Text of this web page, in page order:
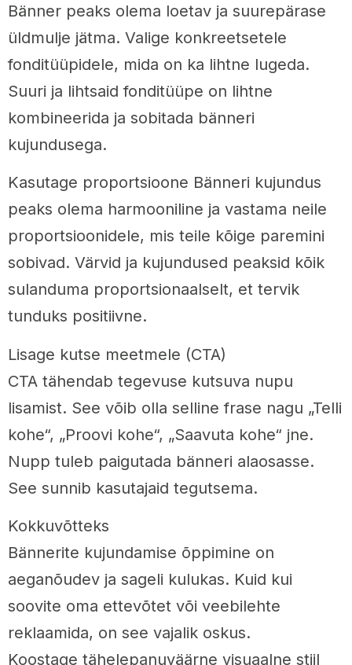
Bänner peaks olema loetav ja suurepärase
üldmulje jätma. Valige konkreetsetele
fonditüüpidele, mida on ka lihtne lugeda.
Suuri ja lihtsaid fonditüüpe on lihtne
kombineerida ja sobitada bänneri
kujundusega.
Kasutage proportsioone Bänneri kujundus
peaks olema harmooniline ja vastama neile
proportsioonidele, mis teile kõige paremini
sobivad. Värvid ja kujundused peaksid kõik
sulanduma proportsionaalselt, et tervik
tunduks positiivne.
Lisage kutse meetmele (CTA)
CTA tähendab tegevuse kutsuva nupu
lisamist. See võib olla selline frase nagu „Telli
kohe“, „Proovi kohe“, „Saavuta kohe“ jne.
Nupp tuleb paigutada bänneri alaosasse.
See sunnib kasutajaid tegutsema.
Kokkuvõtteks
Bännerite kujundamise õppimine on
aeganõudev ja sageli kulukas. Kuid kui
soovite oma ettevõtet või veebilehte
reklaamida, on see vajalik oskus.
Koostage tähelepanuväärne visuaalne stiil